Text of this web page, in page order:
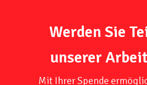
Werden Sie
unserer
Mit Ihrer Spende